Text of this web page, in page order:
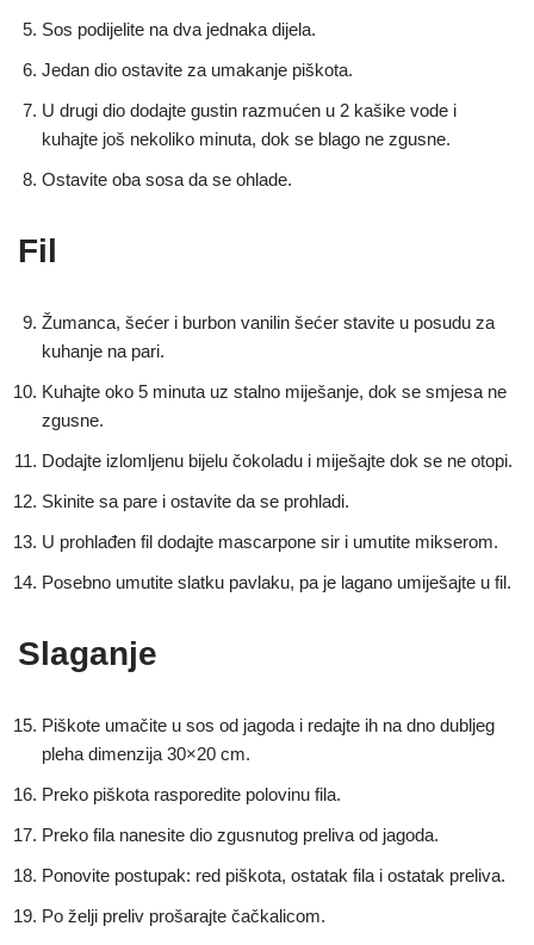
Sos podijelite na dva jednaka dijela.
Jedan dio ostavite za umakanje piškota.
U drugi dio dodajte gustin razmućen u 2 kašike vode i
kuhajte još nekoliko minuta, dok se blago ne zgusne.
Ostavite oba sosa da se ohlade.
Fil
Žumanca, šećer i burbon vanilin šećer stavite u posudu za
kuhanje na pari.
Kuhajte oko 5 minuta uz stalno miješanje, dok se smjesa ne
zgusne.
Dodajte izlomljenu bijelu čokoladu i miješajte dok se ne otopi.
Skinite sa pare i ostavite da se prohladi.
U prohlađen fil dodajte mascarpone sir i umutite mikserom.
Posebno umutite slatku pavlaku, pa je lagano umiješajte u fil.
Slaganje
Piškote umačite u sos od jagoda i redajte ih na dno dubljeg
pleha dimenzija 30×20 cm.
Preko piškota rasporedite polovinu fila.
Preko fila nanesite dio zgusnutog preliva od jagoda.
Ponovite postupak: red piškota, ostatak fila i ostatak preliva.
Po želji preliv prošarajte čačkalicom.